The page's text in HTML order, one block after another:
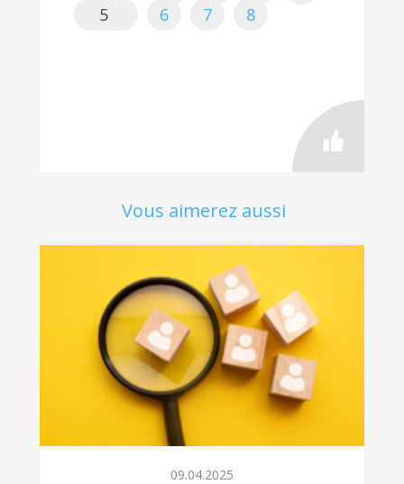
5
6 7 8
Vous aimerez aussi
09.04.2025